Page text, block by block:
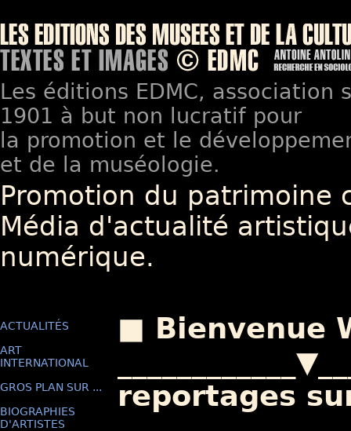
Les éditions EDMC, association
1901 à but non lucratif pour
la promotion et le
et de la muséologie.
Promotion du patrimoine
Média d'actualité
numérique.
ACTUALITÉS
ART
INTERNATIONAL
GROS PLAN SUR ...
BIOGRAPHIES
D'ARTISTES
■ Bienvenue
reportages